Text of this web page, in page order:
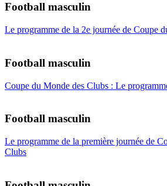
Football masculin
Le programme de la 2e journée de Coupe
Football masculin
Coupe du Monde des Clubs : Le
Football masculin
Le programme de la première journée de
Clubs